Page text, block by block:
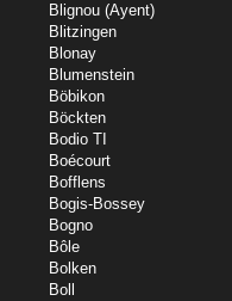
Blignou (Ayent)
Blitzingen
Blonay
Blumenstein
Böbikon
Böckten
Bodio TI
Boécourt
Bofflens
Bogis-Bossey
Bogno
Bôle
Bolken
Boll